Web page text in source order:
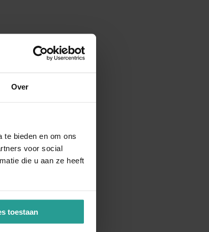
Over
te bieden en om ons
voor social
die u aan ze heeft
toestaan